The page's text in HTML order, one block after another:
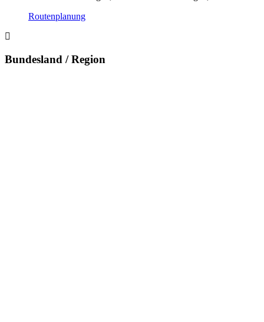
Routenplanung
Bundesland / Region